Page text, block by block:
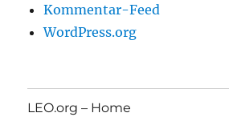
Kommentar-Feed
WordPress.org
LEO.org – Home